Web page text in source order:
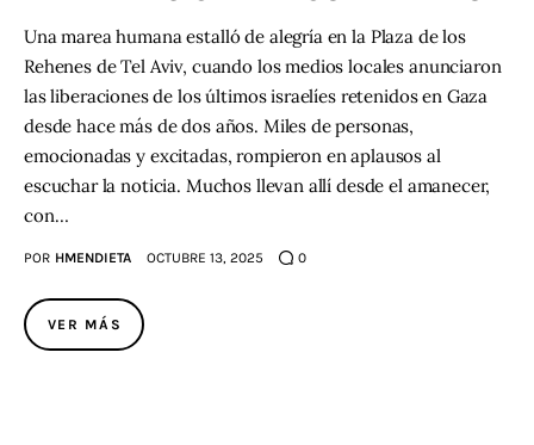
Una marea humana estalló de alegría en la Plaza de los
Rehenes de Tel Aviv, cuando los medios locales anunciaron
las liberaciones de los últimos israelíes retenidos en Gaza
desde hace más de dos años. Miles de personas,
emocionadas y excitadas, rompieron en aplausos al
escuchar la noticia. Muchos llevan allí desde el amanecer,
con…
POR HMENDIETA OCTUBRE 13, 2025 0
VER MÁS